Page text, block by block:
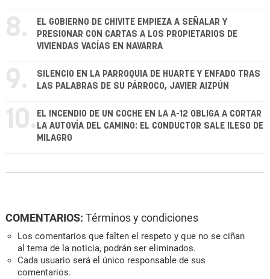
8.
EL GOBIERNO DE CHIVITE EMPIEZA A SEÑALAR Y
PRESIONAR CON CARTAS A LOS PROPIETARIOS DE
VIVIENDAS VACÍAS EN NAVARRA
9.
SILENCIO EN LA PARROQUIA DE HUARTE Y ENFADO TRAS
LAS PALABRAS DE SU PÁRROCO, JAVIER AIZPÚN
10. EL INCENDIO DE UN COCHE EN LA A-12 OBLIGA A CORTAR
LA AUTOVÍA DEL CAMINO: EL CONDUCTOR SALE ILESO DE
MILAGRO
COMENTARIOS: Términos y condiciones
Los comentarios que falten el respeto y que no se ciñan
al tema de la noticia, podrán ser eliminados.
Cada usuario será el único responsable de sus
comentarios.